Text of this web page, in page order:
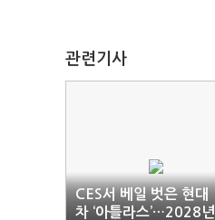
관련기사
CES서 베일 벗은 현대
차 ‘아틀라스’…2028년